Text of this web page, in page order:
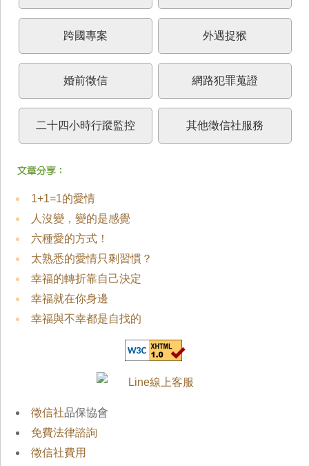
跨國專案 外遇捉猴
婚前徵信 網路犯罪蒐證
二十四小時行蹤監控 其他徵信社服務
1+1=1的愛情
人沒變，變的是感覺
六種愛的方式！
太熟悉的愛情只剩習慣？
幸福的轉折靠自己決定
幸福就在你身邊
幸福與不幸都是自找的
徵信社品保協會
免費法律諮詢
徵信社費用